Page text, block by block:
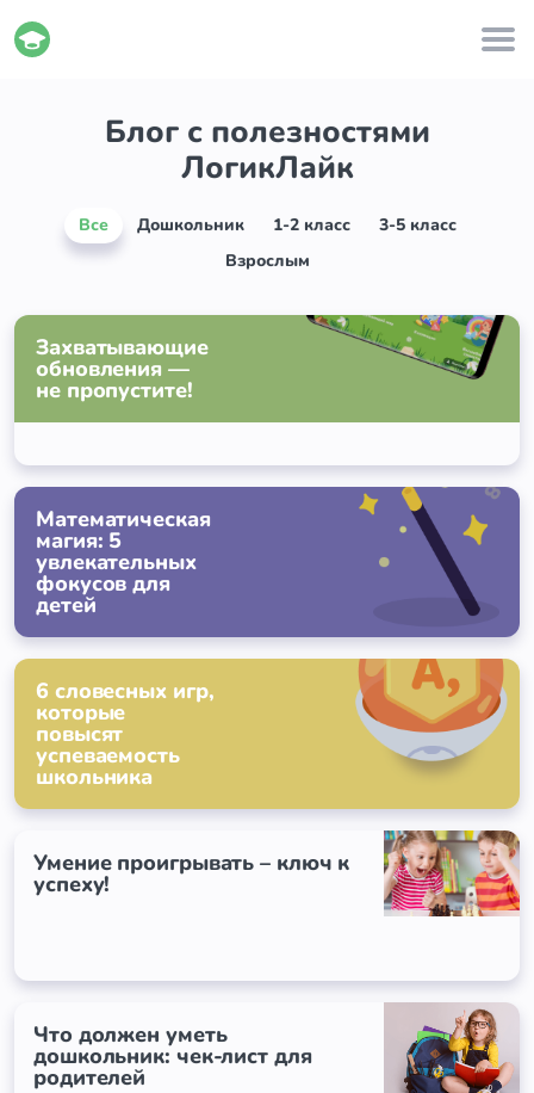
Блог с полезностями
ЛогикЛайк
Все Дошкольник 1-2 класс
3-5 класс
Взрослым
Захватывающие
обновления —
не пропустите!
Математическая
магия: 5
увлекательных
фокусов для
детей
6 словесных игр,
которые
повысят
успеваемость
школьника
Умение проигрывать – ключ к
успеху!
Что должен уметь
дошкольник: чек-лист для
родителей